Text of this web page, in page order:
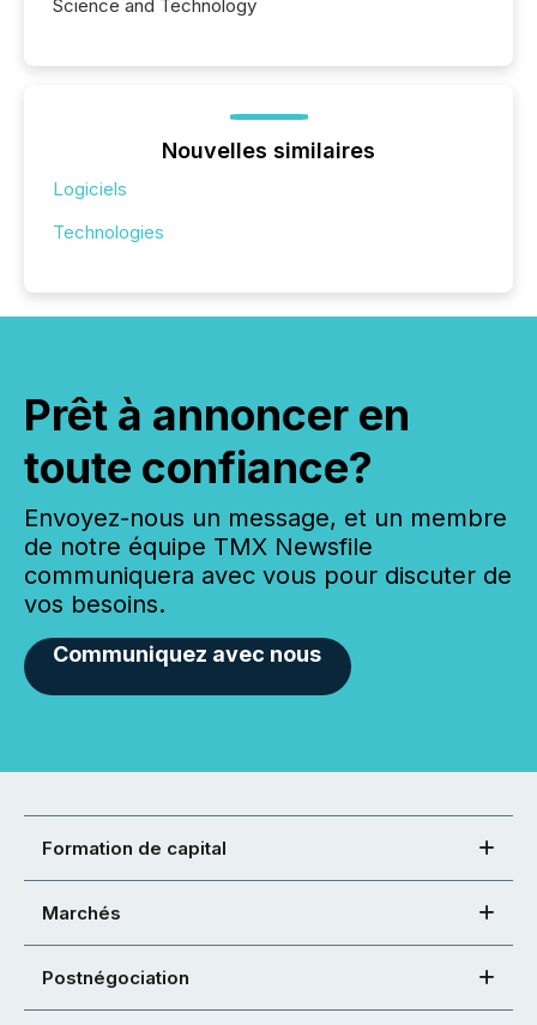
Science and Technology
Nouvelles similaires
Logiciels
Technologies
Prêt à annoncer en
toute confiance?
Envoyez-nous un message, et un membre
de notre équipe TMX Newsfile
communiquera avec vous pour discuter de
vos besoins.
Communiquez avec nous
Formation de capital
Marchés
Postnégociation